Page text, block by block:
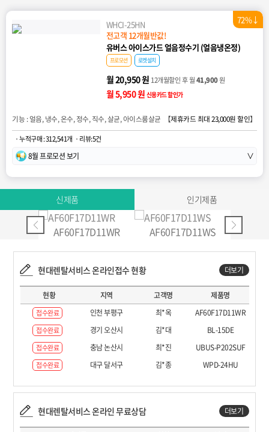
WHCI-25HN
전고객 12개월반값!
유버스 아이스가드 얼음정수기 (얼음냉온정)
프로모션 로켓설치
월 20,950 원 12개월할인 후 월41,900원
월 5,950 원 신용카드 할인가
72%↓
기능 : 얼음, 냉수, 온수, 정수, 직수, 살균, 아이스룸살균 【제휴카드 최대 23,000원 할인】
· 누적구매 : 312,541개 · 리뷰:5건
8월 프로모션 보기 ∨
신제품 인기제품
AF60F17D11WR AF60F17D11WS
현대렌탈서비스 온라인접수 현황 더보기
현황 지역 고객명 제품명
접수완료 인천 부평구 최*옥 AF60F17D11WR
접수완료 경기 오산시 김*대 BL-15DE
접수완료 충남 논산시 최*진 UBUS-P202SUF
접수완료 대구 달서구 김*종 WPD-24HU
현대렌탈서비스 온라인 무료상담 더보기